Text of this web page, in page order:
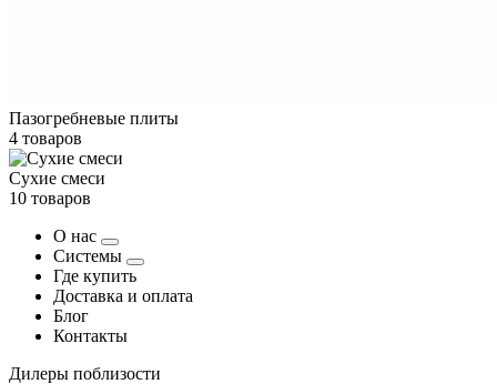
Пазогребневые плиты
4 товаров
Сухие смеси
10 товаров
О нас
Системы
Где купить
Доставка и оплата
Блог
Контакты
Дилеры поблизости